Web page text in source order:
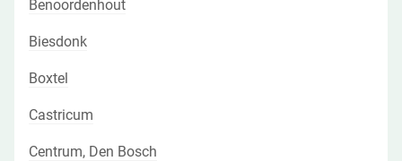
Benoordenhout
Biesdonk
Boxtel
Castricum
Centrum, Den Bosch